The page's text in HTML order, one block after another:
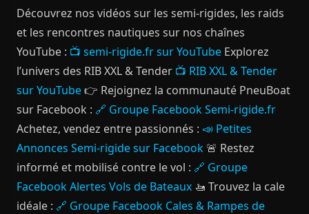
Découvrez nos vidéos sur les semi-rigides, les raids
et les rencontres nautiques sur nos chaînes
YouTube : 📺 semi-rigide.fr sur YouTube Explorez
l’univers des RIB XXL & Tender 📺 RIB XXL & Tender
sur YouTube👉 Rejoignez la communauté PneuBoat
sur Facebook : 🔗 Groupe Facebook Semi-rigide.fr
Achetez, vendez entre passionnés : 📣 Petites
Annonces Semi-rigide sur Facebook 🚨 Restez
informé et mobilisé contre le vol : 🔗 Groupe
Facebook Alertes Vols de Bateaux 🚤 Trouvez la cale
idéale : 🔗 Groupe Facebook Cales & Rampes de